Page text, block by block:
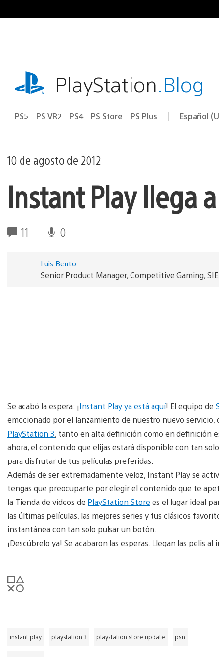
al
playstation.comPlayStation.Blog
PS5 PS VR2 PS4 PS Store PS Plus Región
Español
10 de agosto de 2012
Instant Play llega
11 0
Luis Bento
Senior Product Manager, Competitive Gaming,
Se acabó la espera: ¡Instant Play ya está aquí! El equipo de
emocionado por el lanzamiento de nuestro nuevo
PlayStation 3, tanto en alta definición como en definición
ahora, el contenido que elijas estará disponible con tan
para disfrutar de tus películas preferidas.
Además de ser extremadamente veloz, Instant Play se
tengas que preocuparte por elegir el contenido que te
la Tienda de vídeos de PlayStation Store es el lugar ideal
las últimas películas, las mejores series y tus clásicos
instantánea con tan solo pulsar un botón.
¡Descúbrelo ya! Se acabaron las esperas. Llegan las pelis al
instant play playstation 3 playstation store update psn